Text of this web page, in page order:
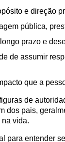
e direção
pública,
prazo e
de assumir
que a
de
dos pais,
vida.
para entender